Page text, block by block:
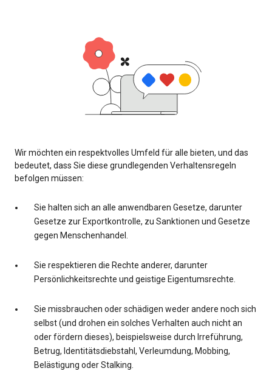
Wir möchten ein respektvolles Umfeld für alle bieten, und das
bedeutet, dass Sie diese grundlegenden Verhaltensregeln
befolgen müssen:
Sie halten sich an alle anwendbaren Gesetze, darunter
Gesetze zur Exportkontrolle, zu Sanktionen und Gesetze
gegen Menschenhandel.
Sie respektieren die Rechte anderer, darunter
Persönlichkeitsrechte und geistige Eigentumsrechte.
Sie missbrauchen oder schädigen weder andere noch sich
selbst (und drohen ein solches Verhalten auch nicht an
oder fördern dieses), beispielsweise durch Irreführung,
Betrug, Identitätsdiebstahl, Verleumdung, Mobbing,
Belästigung oder Stalking.